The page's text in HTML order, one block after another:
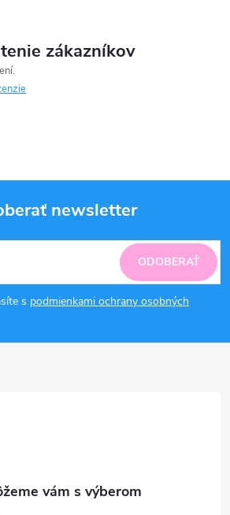
zákazníkov
newsletter
s podmienkami ochrany osobných
ODOBERAŤ